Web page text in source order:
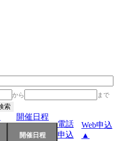
から まで
開催日程
電話
申込
Web申込
▲